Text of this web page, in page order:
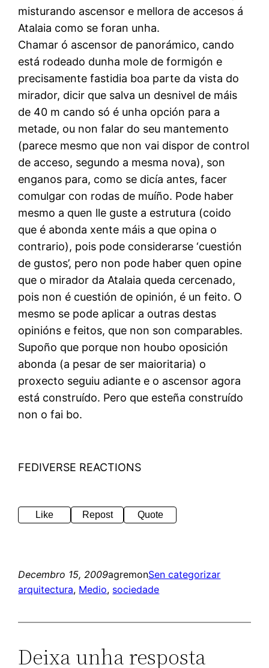
misturando ascensor e mellora de accesos á
Atalaia como se foran unha.
Chamar ó ascensor de panorámico, cando
está rodeado dunha mole de formigón e
precisamente fastidia boa parte da vista do
mirador, dicir que salva un desnivel de máis
de 40 m cando só é unha opción para a
metade, ou non falar do seu mantemento
(parece mesmo que non vai dispor de control
de acceso, segundo a mesma nova), son
enganos para, como se dicía antes, facer
comulgar con rodas de muíño. Pode haber
mesmo a quen lle guste a estrutura (coido
que é abonda xente máis a que opina o
contrario), pois pode considerarse ‘cuestión
de gustos’, pero non pode haber quen opine
que o mirador da Atalaia queda cercenado,
pois non é cuestión de opinión, é un feito. O
mesmo se pode aplicar a outras destas
opinións e feitos, que non son comparables.
Supoño que porque non houbo oposición
abonda (a pesar de ser maioritaria) o
proxecto seguiu adiante e o ascensor agora
está construído. Pero que esteña construído
non o fai bo.
FEDIVERSE REACTIONS
Like Repost Quote
Decembro 15, 2009agremonSen categorizar
arquitectura, Medio, sociedade
Deixa unha resposta